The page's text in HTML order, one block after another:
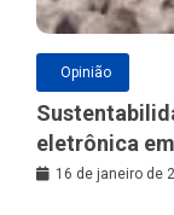
Opinião
eletrônica
Latina
16 de janeiro de